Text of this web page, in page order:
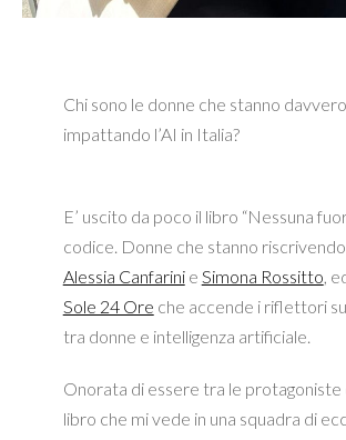
Chi sono le donne che stanno davvero
impattando l’AI in Italia?
E’ uscito da poco il libro “Nessuna
codice. Donne che stanno riscrivendo
Alessia Canfarinie Simona Rossitto,
Sole 24 Ore che accende i riflettori
tra donne e intelligenza artificiale.
Onorata di essere tra le protagoniste
libro che mi vede in una squadra di